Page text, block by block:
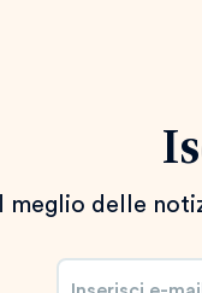
Il meglio delle